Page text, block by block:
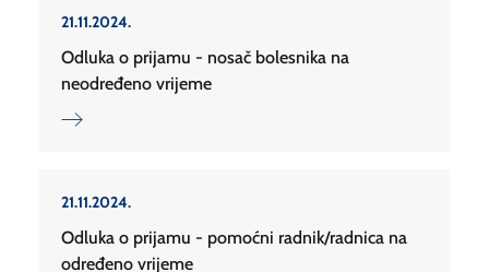
21.11.2024.
Odluka o prijamu - nosač bolesnika na
neodređeno vrijeme
21.11.2024.
Odluka o prijamu - pomoćni radnik/radnica na
određeno vrijeme